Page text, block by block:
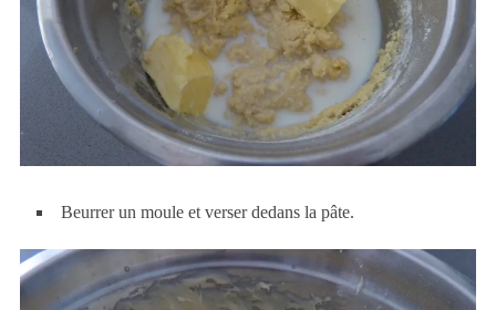
Beurrer un moule et verser dedans la pâte.